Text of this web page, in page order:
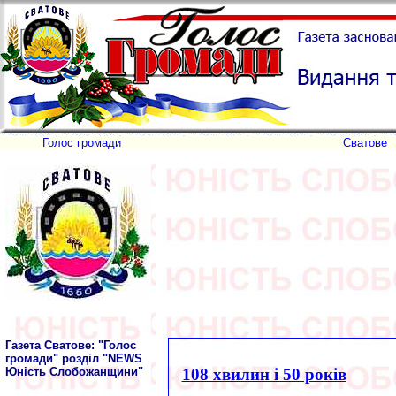
Голос громади Сватове
Газета Сватове: "Голос
громади" розділ "NEWS
Юність Слобожанщини"
108 хвилин і 50 років